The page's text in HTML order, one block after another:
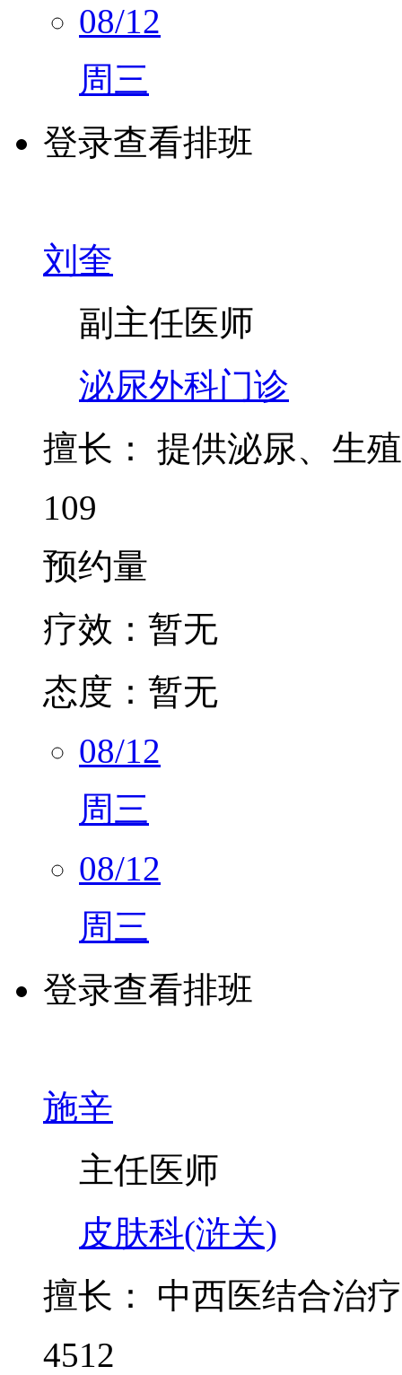
08/12
周三
登录查看排班
刘奎
副主任医师
泌尿外科门诊
擅长：
提供泌尿、生
109
预约量
疗效： 暂无
态度： 暂无
08/12
周三
08/12
周三
登录查看排班
施辛
主任医师
皮肤科(浒关)
擅长：
中西医结合治
4512